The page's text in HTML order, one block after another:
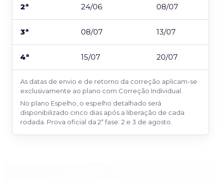
2ª 24/06 08/07
3ª 08/07 13/07
4ª 15/07 20/07
As datas de envio e de retorno da correção aplicam-se
exclusivamente ao plano com Correção Individual.
No plano Espelho, o espelho detalhado será
disponibilizado cinco dias após a liberação de cada
rodada. Prova oficial da 2ª fase: 2 e 3 de agosto.